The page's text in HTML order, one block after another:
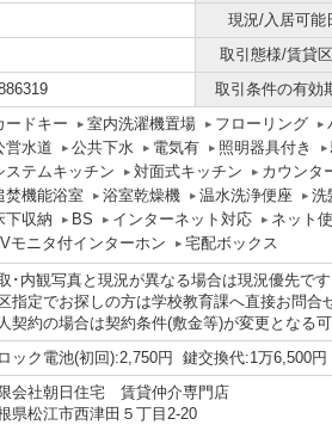
現況/入居可能
取引態様/賃貸
取引条件の有効
ードキー 室内洗濯機置場 フローリング
営水道
公共下水 電気有 照明器具付き
ステムキッチン
対面式キッチン カウンタ
焚機能浴室
浴室乾燥機 温水洗浄便座 洗
下収納
BS インターネット対応 ネット
モニタ付インターホン
宅配ボックス
･内観写真と現況が異なる場合は現況優先です
指定でお探しの方は学校教育課へ直接お問合
契約の場合は契約条件(敷金等)が変更となる可
ック電池(初回):2,750円 鍵交換代:1万6,500
会社朝日住宅 賃貸仲介専門店
県松江市西津田５丁目2-20